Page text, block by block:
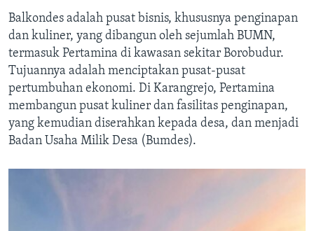
Balkondes adalah pusat bisnis, khususnya penginapan
dan kuliner, yang dibangun oleh sejumlah BUMN,
termasuk Pertamina di kawasan sekitar Borobudur.
Tujuannya adalah menciptakan pusat-pusat
pertumbuhan ekonomi. Di Karangrejo, Pertamina
membangun pusat kuliner dan fasilitas penginapan,
yang kemudian diserahkan kepada desa, dan menjadi
Badan Usaha Milik Desa (Bumdes).